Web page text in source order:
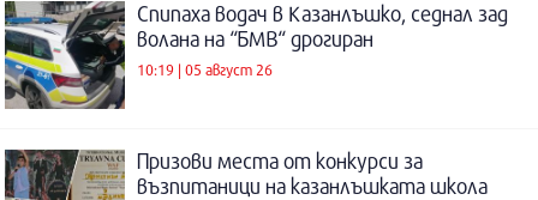
Спипаха водач в Казанлъшко, седнал зад
волана на “БМВ“ дрогиран
10:19 | 05 август 26
Призови места от конкурси за
възпитаници на казанлъшката школа